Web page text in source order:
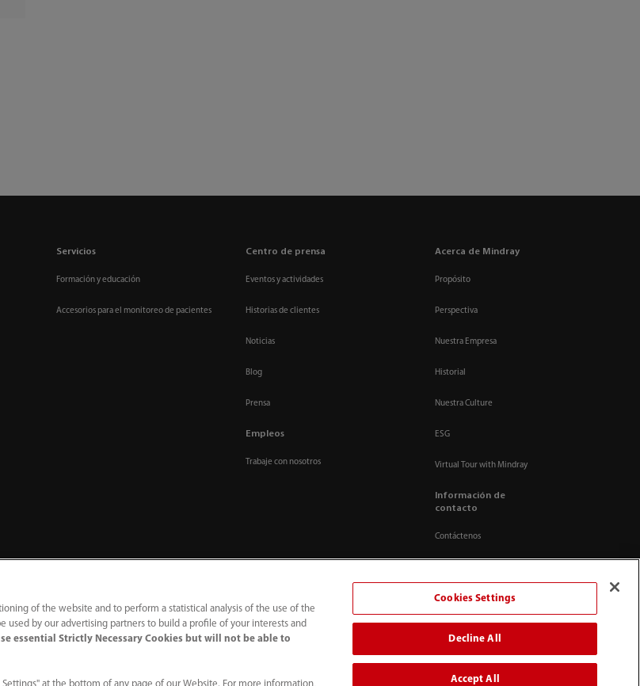
Servicios
Formación y educación
Accesorios para el monitoreo de pacientes
Centro de prensa
Eventos y actividades
Historias de clientes
Noticias
Blog
Prensa
Empleos
Trabaje con nosotros
Acerca de Mindray
Propósito
Perspectiva
Nuestra Empresa
Historial
Nuestra Culture
ESG
Virtual Tour with Mindray
Información de
contacto
Contáctenos
of the website and to perform a statistical analysis of the use of the
used by our advertising partners to build a profile of your interests and
essential Strictly Necessary Cookies but will not be able to
Cookies Settings
Decline All
Accept All